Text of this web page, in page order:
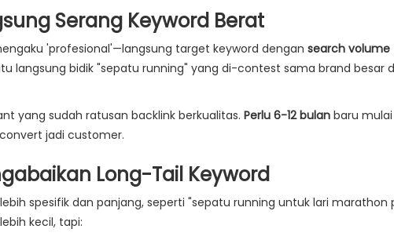
Serang Keyword Berat
'profesional'—langsung target keyword dengan search volume
langsung bidik "sepatu running" yang di-contest sama brand besar
yang sudah ratusan backlink berkualitas. Perlu 6-12 bulan baru
jadi customer.
Long-Tail Keyword
spesifik dan panjang, seperti "sepatu running untuk lari marathon
kecil, tapi: